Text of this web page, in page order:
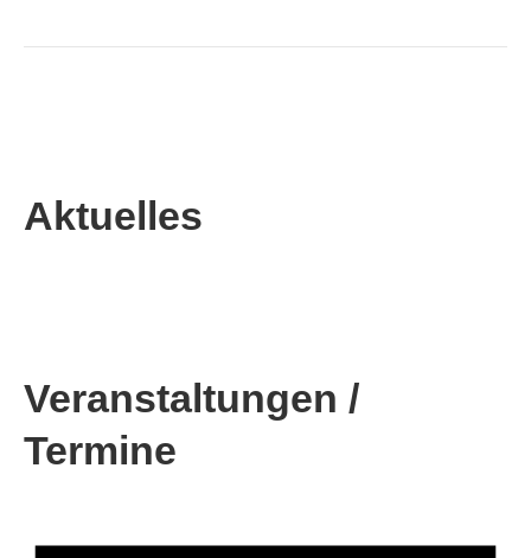
Aktuelles
Veranstaltungen /
Termine